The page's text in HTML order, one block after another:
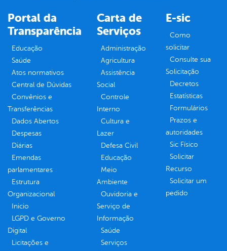
Portal da
Transparência
Educação
Saúde
Atos normativos
Central de Dúvidas
Convênios e
Transferências
Dados Abertos
Despesas
Diárias
Emendas
parlamentares
Estrutura
Organizacional
Inicio
LGPD e Governo
Digital
Licitações e
Carta de
Serviços
Administração
Agricultura
Assistência
Social
Controle
Interno
Cultura e
Lazer
Defesa Civil
Educação
Meio
Ambiente
Ouvidoria e
Serviço de
Informação
Saúde
Serviços
E-sic
Como
solicitar
Consulte sua
Solicitação
Decretos
Estatísticas
Formulários
Prazos e
autoridades
Sic Físico
Solicitar
Recurso
Solicitar um
pedido